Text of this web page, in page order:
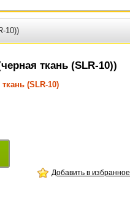
10))
ткань (SLR-10))
(SLR-10)
Добавить в избранное